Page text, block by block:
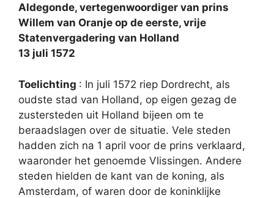
Aldegonde, vertegenwoordiger van prins
Willem van Oranje op de eerste, vrije
Statenvergadering van Holland
13 juli 1572
Toelichting : In juli 1572 riep Dordrecht, als
oudste stad van Holland, op eigen gezag de
zustersteden uit Holland bijeen om te
beraadslagen over de situatie. Vele steden
hadden zich na 1 april voor de prins verklaard,
waaronder het genoemde Vlissingen. Andere
steden hielden de kant van de koning, als
Amsterdam, of waren door de koninklijke